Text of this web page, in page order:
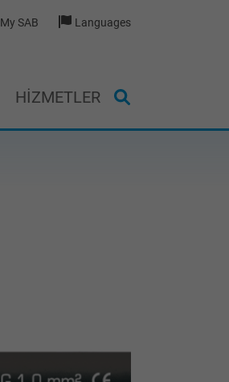
My SAB Languages
HIZMETLER